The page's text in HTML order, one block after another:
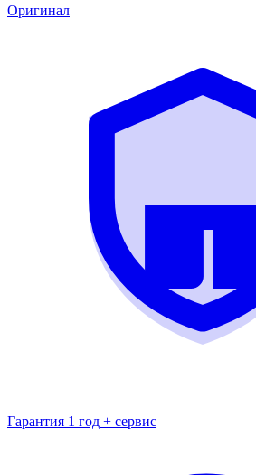
Оригинал
Гарантия 1 год + сервис